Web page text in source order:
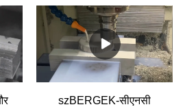
szBERGEK-सीएनसी